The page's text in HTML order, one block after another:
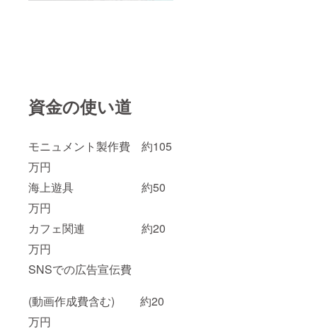
資金の使い道
モニュメント製作費 約105
万円
海上遊具 約50
万円
カフェ関連 約20
万円
SNSでの広告宣伝費
(動画作成費含む) 約20
万円